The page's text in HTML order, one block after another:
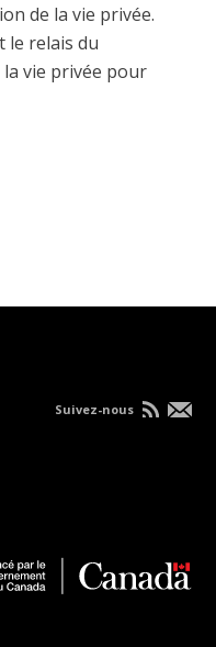
de la vie privée.
le relais du
vie privée pour
Suivez-nous